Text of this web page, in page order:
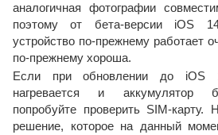
аналогичная фотографии
поэтому от бета-версии iOS
устройство по-прежнему работает
по-прежнему хороша.
Если при обновлении до iOS
нагревается и аккумулятор
попробуйте проверить SIM-карту.
решение, которое на данный